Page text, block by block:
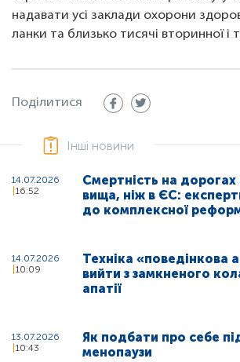
надавати усі заклади охорони
ланки та близько тисячі вторинної і
Поділитися
Інші новини
14.07.2026
16:52
Смертність на дорогах
вища, ніж в ЄС:
до комплексної
14.07.2026
10:09
Техніка «поведінкова
вийти з замкненого
апатії
13.07.2026
10:43
Як подбати про себе
менопаузи